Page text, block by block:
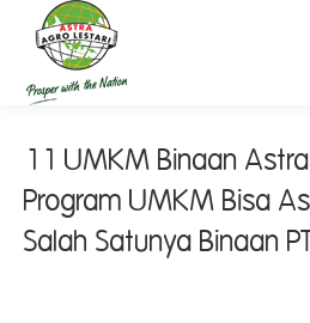
11 UMKM Binaan
Program UMKM Bisa
Salah Satunya Binaan